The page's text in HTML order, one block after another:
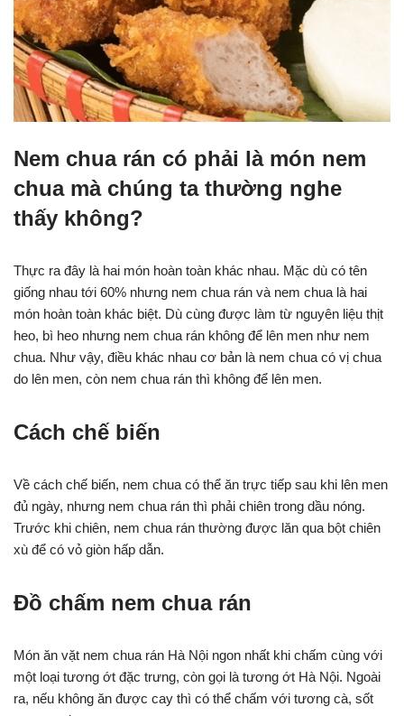
Nem chua rán có phải là món nem
chua mà chúng ta thường nghe
thấy không?
Thực ra đây là hai món hoàn toàn khác nhau. Mặc dù có tên
giống nhau tới 60% nhưng nem chua rán và nem chua là hai
món hoàn toàn khác biệt. Dù cùng được làm từ nguyên liệu thịt
heo, bì heo nhưng nem chua rán không để lên men như nem
chua. Như vậy, điều khác nhau cơ bản là nem chua có vị chua
do lên men, còn nem chua rán thì không để lên men.
Cách chế biến
Về cách chế biến, nem chua có thể ăn trực tiếp sau khi lên men
đủ ngày, nhưng nem chua rán thì phải chiên trong dầu nóng.
Trước khi chiên, nem chua rán thường được lăn qua bột chiên
xù để có vỏ giòn hấp dẫn.
Đồ chấm nem chua rán
Món ăn vặt nem chua rán Hà Nội ngon nhất khi chấm cùng với
một loại tương ớt đặc trưng, còn gọi là tương ớt Hà Nội. Ngoài
ra, nếu không ăn được cay thì có thể chấm với tương cà, sốt